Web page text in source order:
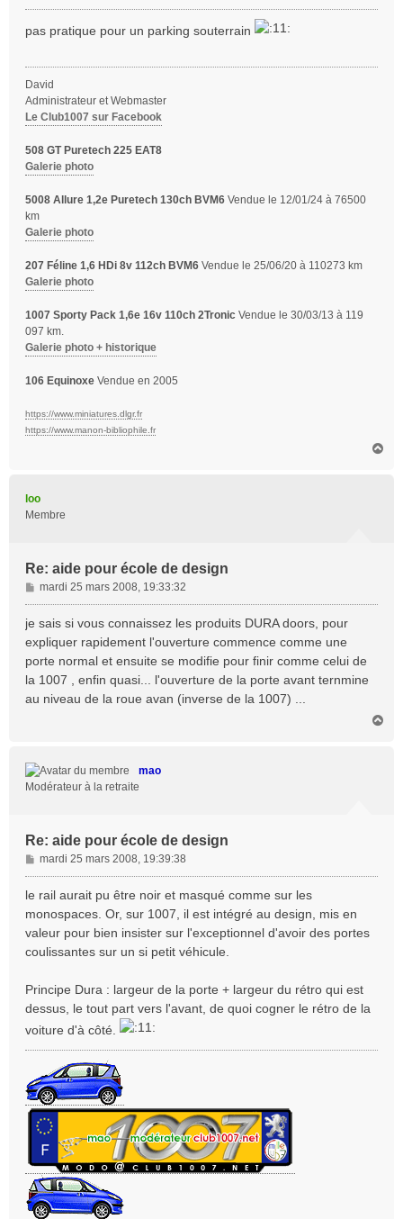
e
e
pas pratique pour un parking souterrain
David
Administrateur et Webmaster
Le Club1007 sur Facebook
508 GT Puretech 225 EAT8
Galerie photo
5008 Allure 1,2e Puretech 130ch BVM6 Vendue le 12/01/24 à 76500
km
Galerie photo
207 Féline 1,6 HDi 8v 112ch BVM6 Vendue le 25/06/20 à 110273 km
Galerie photo
1007 Sporty Pack 1,6e 16v 110ch 2Tronic Vendue le 30/03/13 à 119
097 km.
Galerie photo + historique
106 Equinoxe Vendue en 2005
https://www.miniatures.dlgr.fr
https://www.manon-bibliophile.fr
loo
Membre
Re: aide pour école de design
M
e
s
a
g
e
mardi 25 mars 2008, 19:33:32
je sais si vous connaissez les produits DURA doors, pour
expliquer rapidement l'ouverture commence comme une
porte normal et ensuite se modifie pour finir comme celui de
la 1007 , enfin quasi... l'ouverture de la porte avant ternmine
au niveau de la roue avan (inverse de la 1007) ...
mao
Modérateur à la retraite
Re: aide pour école de design
M
e
s
g
e
mardi 25 mars 2008, 19:39:38
le rail aurait pu être noir et masqué comme sur les
monospaces. Or, sur 1007, il est intégré au design, mis en
valeur pour bien insister sur l'exceptionnel d'avoir des portes
coulissantes sur un si petit véhicule.
Principe Dura : largeur de la porte + largeur du rétro qui est
dessus, le tout part vers l'avant, de quoi cogner le rétro de la
voiture d'à côté.